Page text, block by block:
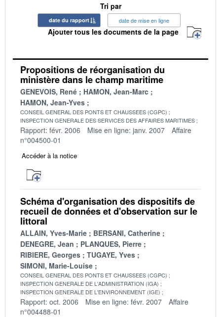
Tri par
date du rapport date de mise en ligne
Ajouter tous les documents de la page
Propositions de réorganisation du
ministère dans le champ maritime
GENEVOIS, René
HAMON, Jean-Marc
HAMON, Jean-Yves
CONSEIL GENERAL DES PONTS ET CHAUSSEES (CGPC)
INSPECTION GENERALE DES SERVICES DES AFFAIRES MARITIMES
Rapport: févr. 2006 Mise en ligne: janv. 2007
Affaire
n°004500-01
Accéder à la notice
Schéma d'organisation des dispositifs de
recueil de données et d'observation sur le
littoral
ALLAIN, Yves-Marie
BERSANI, Catherine
DENEGRE, Jean
PLANQUES, Pierre
RIBIERE, Georges
TUGAYE, Yves
SIMONI, Marie-Louise
CONSEIL GENERAL DES PONTS ET CHAUSSEES (CGPC)
INSPECTION GENERALE DE L'ADMINISTRATION (IGA)
INSPECTION GENERALE DE L'ENVIRONNEMENT (IGE)
Rapport: oct. 2006 Mise en ligne: févr. 2007
Affaire
n°004488-01